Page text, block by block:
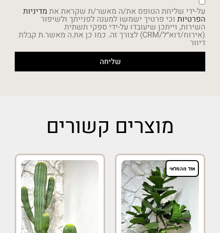
על-ידי שליחת הטופס את/ה מאשר/ת שקראת את מדיניות
הפרטיות וכי פרטיך ישמשו למענה לפנייתך ולשיפור
השירות, וייתכן שיעובדו על-ידי ספקי תשתית
(אירוח/דוא״ל/CRM) לצורך זה. כמו כן את.ה מאשר.ת קבלת
דיוור
שליחה
מוצרים קשורים
אזל מהמלאי